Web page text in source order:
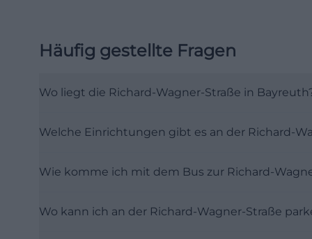
Bürgerzentrum
Exkursionen
Alltags- und
Hinzu kommt
Richard
Häufig gestellte Fragen
Wo liegt die Richard-Wagner-Straße in
Welche Einrichtungen gibt es an der Richard-
Wie komme ich mit dem Bus zur Richard-
Wo kann ich an der Richard-Wagner-Straße